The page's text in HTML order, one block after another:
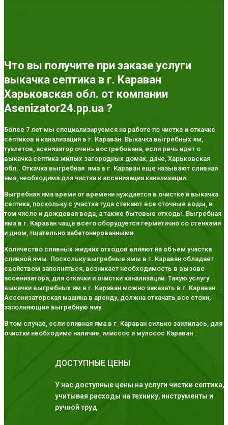
Что вы получите при заказе услуги
выкачка септика в г. Караван
Харьковская обл. от компании
Asenizator24.pp.ua ?
Более 7 лет мы специализируемся на работе по чистке и откачке
септиков и канализаций в г. Караван. Выкачка выгребных ям,
туалетов, асенизатор очень востребована, если речь идет о
выкачка септика жилых загородных домах, даче, Харьковская
обл.. Откачка выгребная яма в г. Караван еще называют сливная
яма, необходима для чистки и ассенизации канализации.
Выгребная яма время от времени нуждается в очистке и выкачка
септика, поскольку с участка туда стекают все сточные воды, в
том числе и дождевая вода, а также бытовые отходы. Выгребная
яма в г. Караван чаще всего оборудуется герметично со стенками
и дном, тщательно забетонированными.
Количество сливных жидких отходов влияют на объем участка
сливной ямы. Поскольку выгребные ямы в г. Караван обладает
свойством заполняться, возникает необходимость в вызове
ассенизатора, для откачки и очистки канализации. Такую услугу
выкачки выгребных ям в г. Караван можно заказать в г. Караван.
Ассенизаторская машина в аренду, должна откачать все стоки,
заполняющие выгребную яму.
В том случае, если сливная яма в г. Караван сильно заилилась, для
очистки необходимо наличие, илиссос и мулосос Караван .
ДОСТУПНЫЕ ЦЕНЫ
У нас доступные цены на услуги чистки септика,
учитывая расходы на технику, инструменты и
ручной труд.